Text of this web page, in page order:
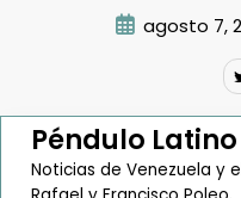
agosto 7,
Péndulo Latino
Noticias de Venezuela y